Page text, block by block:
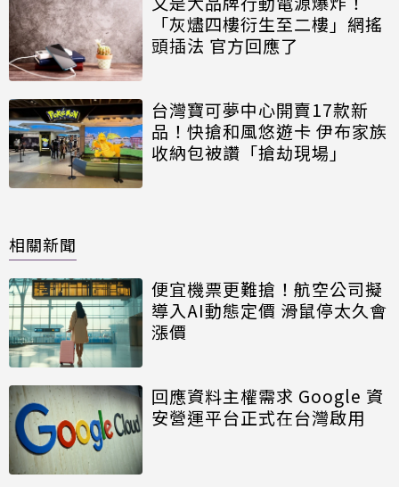
「灰燼四樓衍生至二樓」網搖
頭插法 官方回應了
台灣寶可夢中心開賣17款新
品！快搶和風悠遊卡 伊布家族
收納包被讚「搶劫現場」
相關新聞
便宜機票更難搶！航空公司擬
導入AI動態定價 滑鼠停太久會
漲價
回應資料主權需求 Google 資
安營運平台正式在台灣啟用